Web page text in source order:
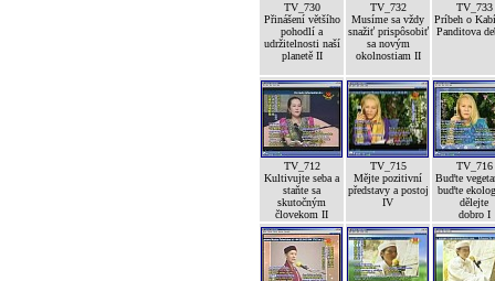
TV_730
Přinášení většího
pohodlí a
udržitelnosti naší
planetě II
TV_732
Musíme sa vždy
snažiť prispôsobiť
sa novým
okolnostiam II
TV_733
Príbeh o
Panditova
TV_712
Kultivujte seba a
staňte sa
skutočným
človekom II
TV_715
Mějte pozitivní
představy a postoj
IV
TV_716
Buďte
buďte
dělejte
dobro I